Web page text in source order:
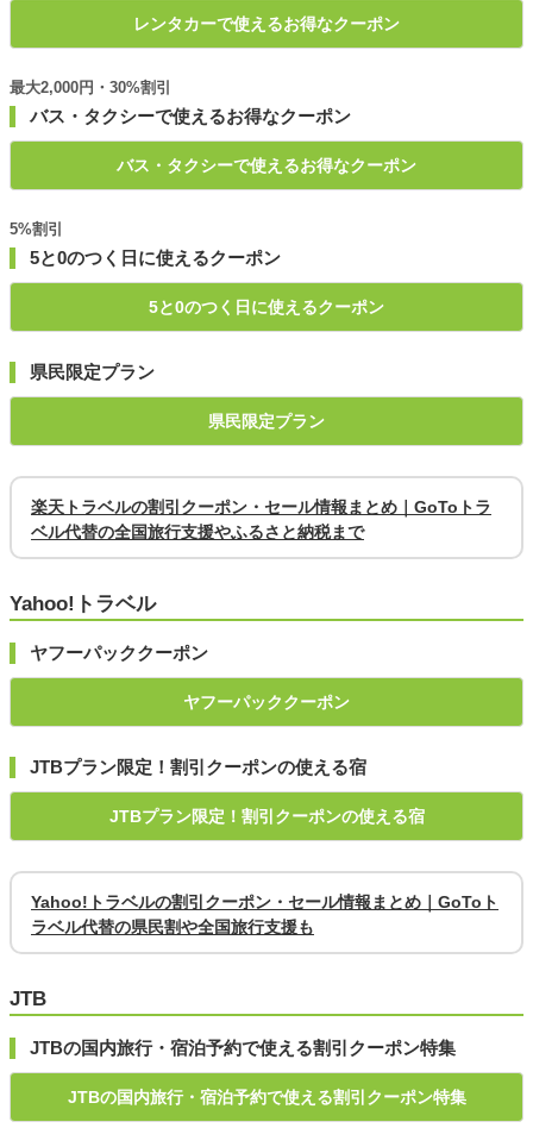
レンタカーで使えるお得なクーポン
バス・タクシーで使えるお得なクーポン
最大2,000円・30%割引
バス・タクシーで使えるお得なクーポン
5と0のつく日に使えるクーポン
5%割引
5と0のつく日に使えるクーポン
県民限定プラン
県民限定プラン
楽天トラベルの割引クーポン・セール情報まとめ｜GoToトラ
ベル代替の全国旅行支援やふるさと納税まで
Yahoo!トラベル
ヤフーパッククーポン
ヤフーパッククーポン
JTBプラン限定！割引クーポンの使える宿
JTBプラン限定！割引クーポンの使える宿
Yahoo!トラベルの割引クーポン・セール情報まとめ｜GoToト
ラベル代替の県民割や全国旅行支援も
JTB
JTBの国内旅行・宿泊予約で使える割引クーポン特集
JTBの国内旅行・宿泊予約で使える割引クーポン特集